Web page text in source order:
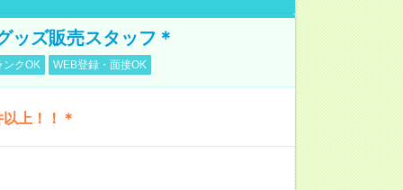
ッズ販売スタッフ＊
ンクOK WEB登録・面接OK
上！！＊